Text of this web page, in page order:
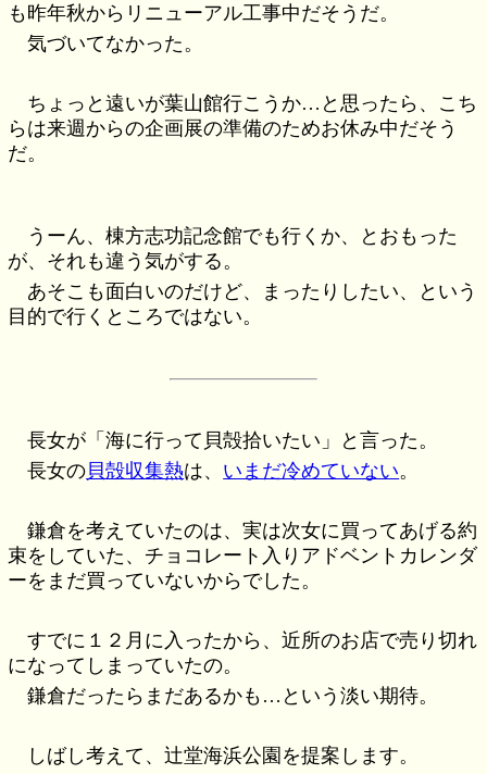
も昨年秋からリニューアル工事中だそうだ。
気づいてなかった。
ちょっと遠いが葉山館行こうか…と思ったら、こち
らは来週からの企画展の準備のためお休み中だそう
だ。
うーん、棟方志功記念館でも行くか、とおもった
が、それも違う気がする。
あそこも面白いのだけど、まったりしたい、という
目的で行くところではない。
長女が「海に行って貝殻拾いたい」と言った。
長女の貝殻収集熱は、 いまだ冷めていない。
鎌倉を考えていたのは、実は次女に買ってあげる約
束をしていた、チョコレート入りアドベントカレンダ
ーをまだ買っていないからでした。
すでに１２月に入ったから、近所のお店で売り切れ
になってしまっていたの。
鎌倉だったらまだあるかも…という淡い期待。
しばし考えて、辻堂海浜公園を提案します。